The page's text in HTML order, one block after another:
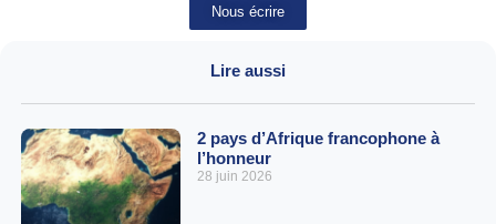
Nous écrire
Lire aussi
2 pays d’Afrique francophone à
l’honneur
28 juin 2026